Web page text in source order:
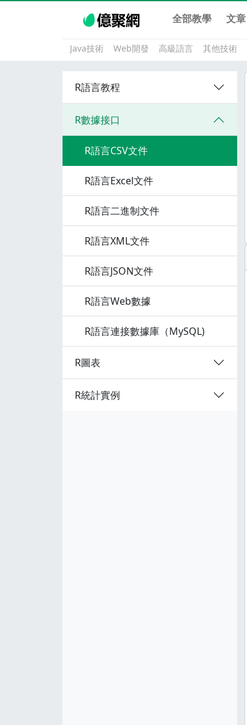
全部教學 文章
Java技術 Web開發 高級語言 其他技術
R語言教程
R數據接口
R語言CSV文件
R語言Excel文件
R語言二進制文件
R語言XML文件
R語言JSON文件
R語言Web數據
R語言連接數據庫（MySQL)
R圖表
R統計實例